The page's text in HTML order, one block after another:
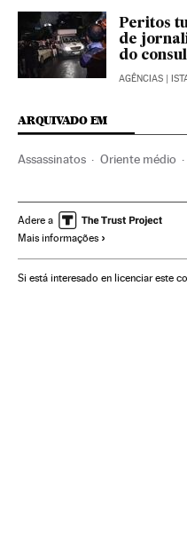
Peritos
de
do
AGÊNCIAS |
ARQUIVADO EM
Assassinatos Oriente médio
Washington (Estado)
Arábia Saudita
Península Arábica América
Adere a
Mais informações
Si está interesado en licenciar este